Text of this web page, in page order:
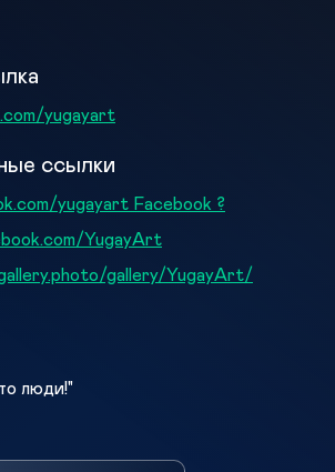
yugayart
ссылки
yugayart Facebook ?
YugayArt
gallery/YugayArt/
люди!"